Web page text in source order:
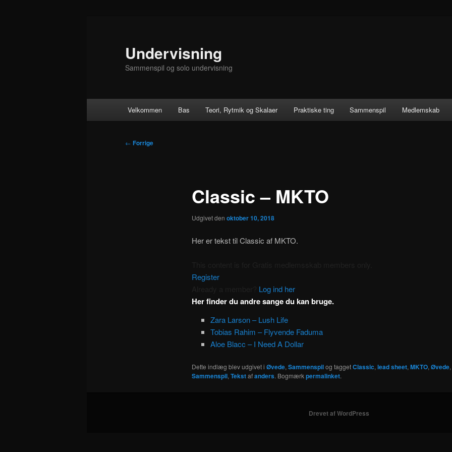
Undervisning
Sammenspil og solo undervisning
Velkommen Bas Teori, Rytmik og Skalaer Praktiske ting Sammenspil Medlemskab
Indlægsnavigation
← Forrige
Classic – MKTO
Udgivet den oktober 10, 2018
Her er tekst til Classic af MKTO.
Register
Log ind her
Her finder du andre sange du kan bruge.
Zara Larson – Lush Life
Tobias Rahim – Flyvende Faduma
Aloe Blacc – I Need A Dollar
Dette indlæg blev udgivet i Øvede, Sammenspilog taggetClassic, lead sheet, MKTO, Øvede,
Sammenspil, Tekstafanders. Bogmærkpermalinket.
Drevet af WordPress